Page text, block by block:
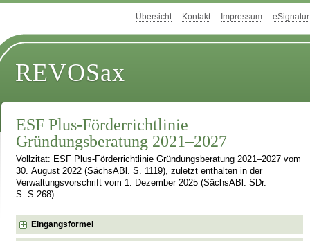
Übersicht Kontakt Impressum eSignatur
REVOSax
ESF Plus-Förderrichtlinie
Gründungsberatung 2021–2027
Vollzitat: ESF Plus-Förderrichtlinie Gründungsberatung 2021–2027 vom
30. August 2022 (SächsABl. S. 1119), zuletzt enthalten in der
Verwaltungsvorschrift vom 1. Dezember 2025 (SächsABl. SDr.
S. S 268)
Eingangsformel